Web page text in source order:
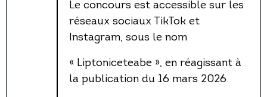
Le concours est accessible sur les
réseaux sociaux TikTok et
Instagram, sous le nom
« Liptoniceteabe », en réagissant à
la publication du 16 mars 2026.